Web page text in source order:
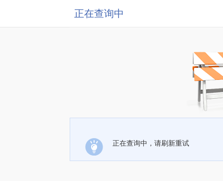
正在查询中
正在查询中，请刷新重试